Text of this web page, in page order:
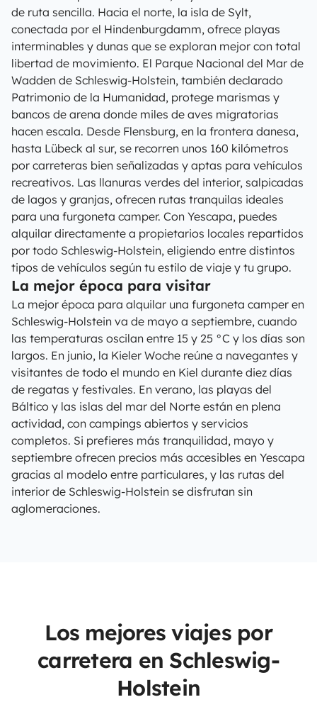
de ruta sencilla. Hacia el norte, la isla de Sylt,
conectada por el Hindenburgdamm, ofrece playas
interminables y dunas que se exploran mejor con total
libertad de movimiento. El Parque Nacional del Mar de
Wadden de Schleswig-Holstein, también declarado
Patrimonio de la Humanidad, protege marismas y
bancos de arena donde miles de aves migratorias
hacen escala. Desde Flensburg, en la frontera danesa,
hasta Lübeck al sur, se recorren unos 160 kilómetros
por carreteras bien señalizadas y aptas para vehículos
recreativos. Las llanuras verdes del interior, salpicadas
de lagos y granjas, ofrecen rutas tranquilas ideales
para una furgoneta camper. Con Yescapa, puedes
alquilar directamente a propietarios locales repartidos
por todo Schleswig-Holstein, eligiendo entre distintos
tipos de vehículos según tu estilo de viaje y tu grupo.
La mejor época para visitar
La mejor época para alquilar una furgoneta camper en
Schleswig-Holstein va de mayo a septiembre, cuando
las temperaturas oscilan entre 15 y 25 °C y los días son
largos. En junio, la Kieler Woche reúne a navegantes y
visitantes de todo el mundo en Kiel durante diez días
de regatas y festivales. En verano, las playas del
Báltico y las islas del mar del Norte están en plena
actividad, con campings abiertos y servicios
completos. Si prefieres más tranquilidad, mayo y
septiembre ofrecen precios más accesibles en Yescapa
gracias al modelo entre particulares, y las rutas del
interior de Schleswig-Holstein se disfrutan sin
aglomeraciones.
Los mejores viajes por
carretera en Schleswig-
Holstein